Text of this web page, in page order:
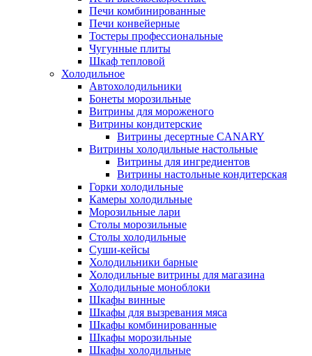
Печи комбинированные
Печи конвейерные
Тостеры профессиональные
Чугунные плиты
Шкаф тепловой
Холодильное
Автохолодильники
Бонеты морозильные
Витрины для мороженого
Витрины кондитерские
Витрины десертные CANARY
Витрины холодильные настольные
Витрины для ингредиентов
Витрины настольные кондитерская
Горки холодильные
Камеры холодильные
Морозильные лари
Столы морозильные
Столы холодильные
Суши-кейсы
Холодильники барные
Холодильные витрины для магазина
Холодильные моноблоки
Шкафы винные
Шкафы для вызревания мяса
Шкафы комбинированные
Шкафы морозильные
Шкафы холодильные